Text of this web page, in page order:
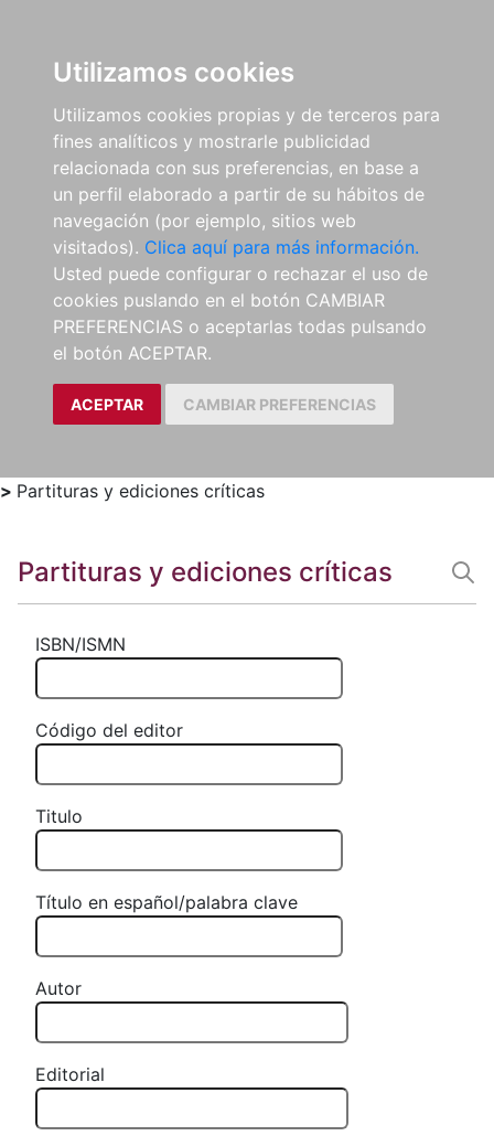
Utilizamos cookies
Utilizamos cookies propias y de terceros para
fines analíticos y mostrarle publicidad
relacionada con sus preferencias, en base a
un perfil elaborado a partir de su hábitos de
navegación (por ejemplo, sitios web
visitados). Clica aquí para más información.
Usted puede configurar o rechazar el uso de
cookies puslando en el botón CAMBIAR
PREFERENCIAS o aceptarlas todas pulsando
el botón ACEPTAR.
ACEPTAR CAMBIAR PREFERENCIAS
> Partituras y ediciones críticas
Partituras y ediciones críticas
ISBN/ISMN
Código del editor
Titulo
Título en español/palabra clave
Autor
Editorial